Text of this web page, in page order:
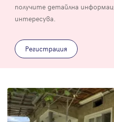
получите детайлна
интересува.
Регистрация